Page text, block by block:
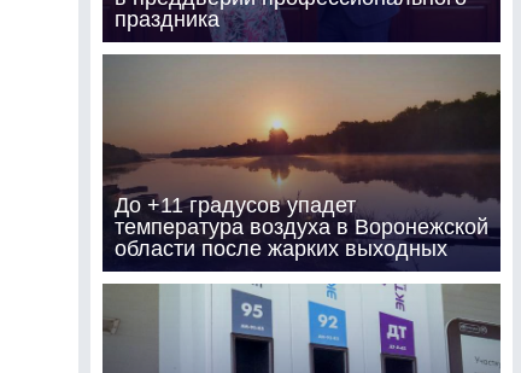
праздника
До +11 градусов упадет
температура воздуха в Воронежской
области после жарких выходных